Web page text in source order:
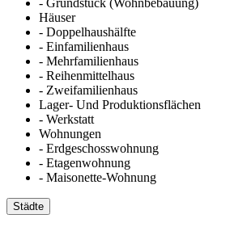
- Grundstück (Wohnbebauung)
Häuser
- Doppelhaushälfte
- Einfamilienhaus
- Mehrfamilienhaus
- Reihenmittelhaus
- Zweifamilienhaus
Lager- Und Produktionsflächen
- Werkstatt
Wohnungen
- Erdgeschosswohnung
- Etagenwohnung
- Maisonette-Wohnung
Städte